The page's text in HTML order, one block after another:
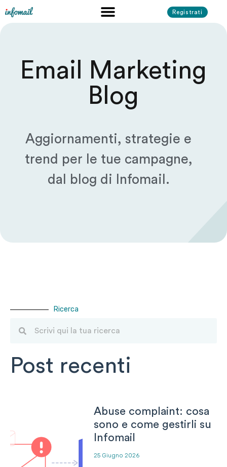
Registrati
Email Marketing
Blog
Aggiornamenti, strategie e
trend per le tue campagne,
dal blog di Infomail.​
Ricerca
Post recenti
Abuse complaint: cosa
sono e come gestirli su
Infomail
25 Giugno 2026